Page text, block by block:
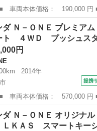
： Ｎ－ＯＮＥ ■ グレー
付き ■ 排気量： 660cc ■
N-ONE
ダ Ｎ－ＯＮＥ プレミ
ト ４ＷＤ プッシュス
円
2014年
提携
： Ｎ－ＯＮＥ ■ グレード
４ＷＤ プッシュスタート
N-ONE
ダ Ｎ－ＯＮＥ オリジナ
ＫＡＳ スマートキー